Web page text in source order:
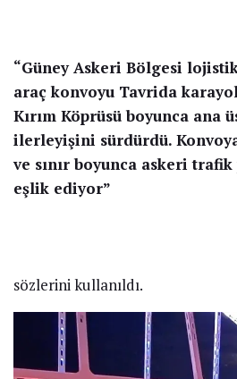
“Güney Askeri Bölgesi
araç konvoyu Tavrida
Kırım Köprüsü boyunca ana
ilerleyişini sürdürdü.
ve sınır boyunca askeri
eşlik ediyor”
sözlerini kullanıldı.